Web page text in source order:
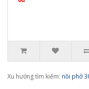
Xu hướng tìm kiếm: nồi phở